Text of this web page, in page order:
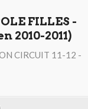
FILLES -
2010-2011)
CIRCUIT 11-12 -